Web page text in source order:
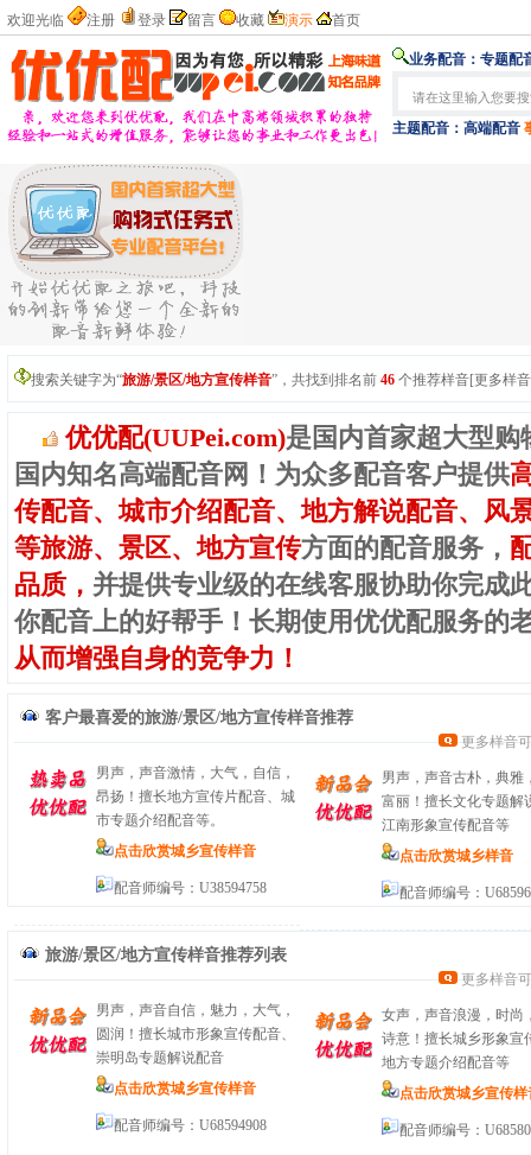
欢迎光临 注册 登录 留言 收藏 演示 首页
业务配音： 专题配
主题配音： 高端配音
搜索关键字为“旅游/景区/地方宣传样音”，共找到排名前 46 个推荐样音[更多样
优优配(UUPei.com)是国内首家超大型
国内知名高端配音网！为众多配音客户提供
传配音、城市介绍配音、地方解说配音、风
等旅游、景区、地方宣传方面的配音服务，
品质， 并提供专业级的在线客服协助你完成
你配音上的好帮手！长期使用优优配服务的
从而增强自身的竞争力！
客户最喜爱的旅游/景区/地方宣传样音推荐
更多样音可
男声，声音激情，大气，自信，
昂扬！擅长地方宣传片配音、城
市专题介绍配音等。
点击欣赏城乡宣传样音
配音师编号：U38594758
男声，声音古朴，典雅
富丽！擅长文化专题解
江南形象宣传配音等
点击欣赏城乡样音
配音师编号：
旅游/景区/地方宣传样音推荐列表
更多样音可
男声，声音自信，魅力，大气，
圆润！擅长城市形象宣传配音、
崇明岛专题解说配音
点击欣赏城乡宣传样音
配音师编号：U68594908
女声，声音浪漫，时尚
诗意！擅长城乡形象宣
地方专题介绍配音等
点击欣赏城乡宣传样
配音师编号：